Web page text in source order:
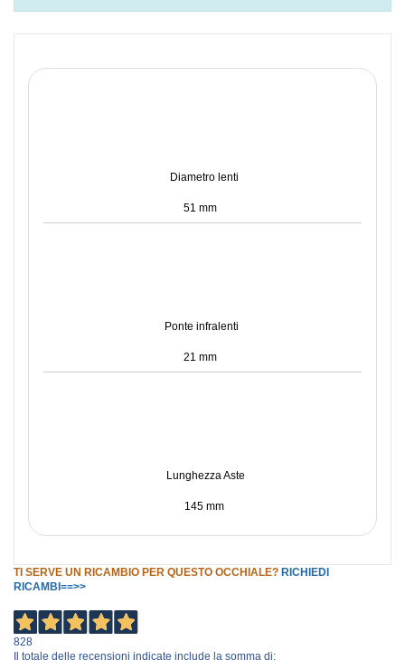
Diametro lenti
Ponte infralenti
Lunghezza Aste
51 mm
21 mm
145 mm
TI SERVE UN RICAMBIO PER QUESTO OCCHIALE? RICHIEDI
RICAMBI==>>
828
Il totale delle recensioni indicate include la somma di: